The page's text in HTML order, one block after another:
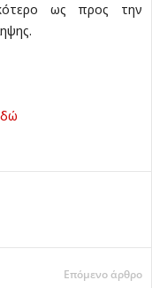
ως προς την
Επόμενο άρθρο